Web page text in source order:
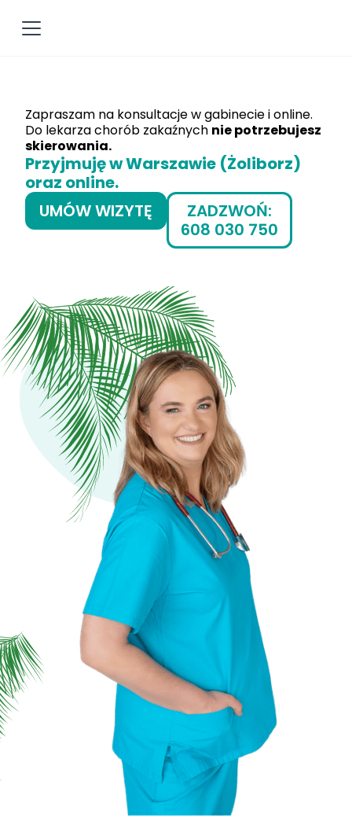
Umów wizytę
Zapraszam na konsultacje w gabinecie i online.
Do lekarza chorób zakaźnych nie potrzebujesz
skierowania.
Przyjmuję w Warszawie (Żoliborz)
oraz online.
UMÓW WIZYTĘ
ZADZWOŃ:
608 030 750